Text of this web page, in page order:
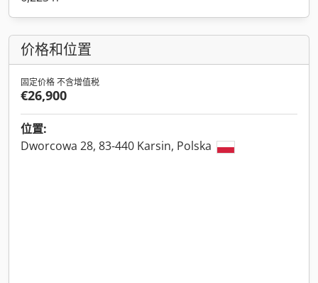
价格和位置
固定价格 不含增值税
€26,900
位置:
Dworcowa 28, 83-440 Karsin, Polska